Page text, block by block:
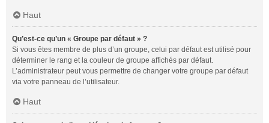
Haut
Qu’est-ce qu’un « Groupe par défaut » ?
Si vous êtes membre de plus d’un groupe, celui par défaut est utilisé pour
déterminer le rang et la couleur de groupe affichés par défaut.
L’administrateur peut vous permettre de changer votre groupe par défaut
via votre panneau de l’utilisateur.
Haut